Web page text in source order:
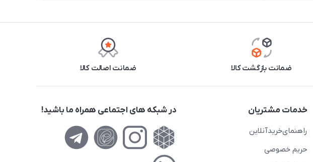
ضمانت بازگشت کالا ضمانت اصالت کالا
خدمات مشتریان
راهنمای‌خرید‌آنلاین
حریم خصوصی
در شبکه های اجتماعی همراه ما باشید!